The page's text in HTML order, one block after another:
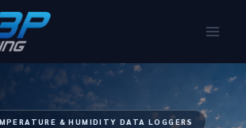
& HUMIDITY DATA LOGGERS